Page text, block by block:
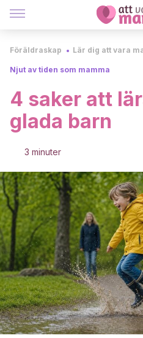
Föräldraskap Lär dig att vara
Njut av tiden som mamma
4 saker att
glada barn
3 minuter